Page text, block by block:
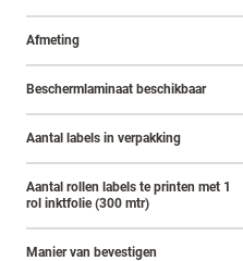
Afmeting
Beschermlaminaat beschikbaar
Aantal labels in verpakking
Aantal rollen labels te printen met 1
rol inktfolie (300 mtr)
Manier van bevestigen